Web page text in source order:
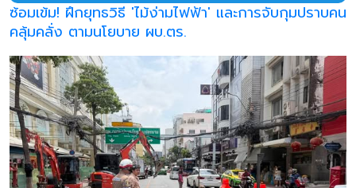
ซ้อมเข้ม! ฝึกยุทธวิธี 'ไม้ง่ามไฟฟ้า' และการจับกุมปราบคน
คลุ้มคลั่ง ตามนโยบาย ผบ.ตร.